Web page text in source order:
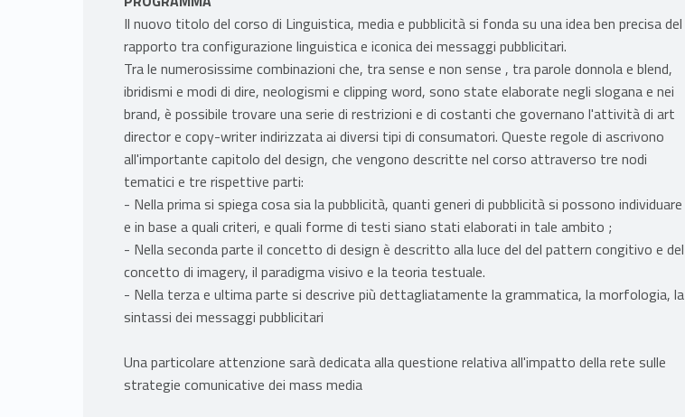
Il nuovo titolo del corso di Linguistica, media e pubblicità si fonda su una idea ben precisa del
rapporto tra configurazione linguistica e iconica dei messaggi pubblicitari.
Tra le numerosissime combinazioni che, tra sense e non sense , tra parole donnola e blend,
ibridismi e modi di dire, neologismi e clipping word, sono state elaborate negli slogana e nei
brand, è possibile trovare una serie di restrizioni e di costanti che governano l'attività di art
director e copy-writer indirizzata ai diversi tipi di consumatori. Queste regole di ascrivono
all'importante capitolo del design, che vengono descritte nel corso attraverso tre nodi
tematici e tre rispettive parti:
- Nella prima si spiega cosa sia la pubblicità, quanti generi di pubblicità si possono individuare
e in base a quali criteri, e quali forme di testi siano stati elaborati in tale ambito ;
- Nella seconda parte il concetto di design è descritto alla luce del del pattern congitivo e del
concetto di imagery, il paradigma visivo e la teoria testuale.
- Nella terza e ultima parte si descrive più dettagliatamente la grammatica, la morfologia, la
sintassi dei messaggi pubblicitari
Una particolare attenzione sarà dedicata alla questione relativa all'impatto della rete sulle
strategie comunicative dei mass media